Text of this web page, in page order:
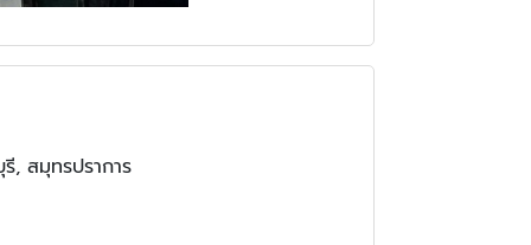
, สมุทรปราการ